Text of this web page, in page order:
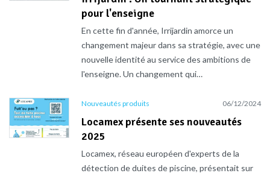
pour l'enseigne
En cette fin d'année, Irrijardin amorce un
changement majeur dans sa stratégie, avec une
nouvelle identité au service des ambitions de
l'enseigne. Un changement qui…
Nouveautés produits 06/12/2024
Locamex présente ses nouveautés
2025
Locamex, réseau européen d'experts de la
détection de duites de piscine, présentait sur